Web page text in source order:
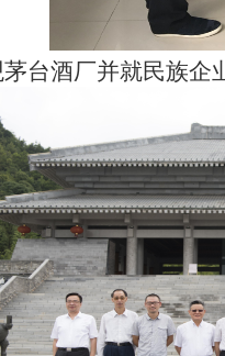
台酒厂并就民族企